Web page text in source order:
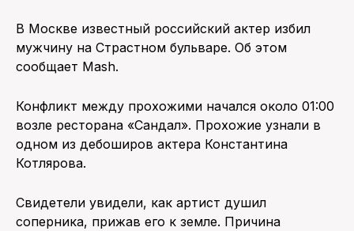
В Москве известный российский актер избил
мужчину на Страстном бульваре. Об этом
сообщает Mash.
Конфликт между прохожими начался около 01:00
возле ресторана «Сандал». Прохожие узнали в
одном из дебоширов актера Константина
Котлярова.
Свидетели увидели, как артист душил
соперника, прижав его к земле. Причина